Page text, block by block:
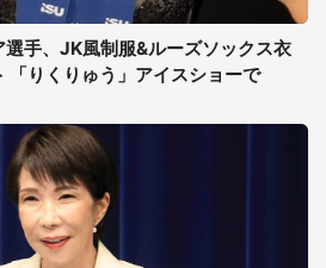
選手、JK風制服&ルーズソックス衣
「りくりゅう」アイスショーで